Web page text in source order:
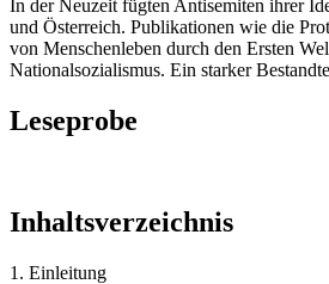
In der Neuzeit fügten Antisemiten ihrer
und Österreich. Publikationen wie die
von Menschenleben durch den Ersten
Nationalsozialismus. Ein starker
Leseprobe
Inhaltsverzeichnis
1. Einleitung